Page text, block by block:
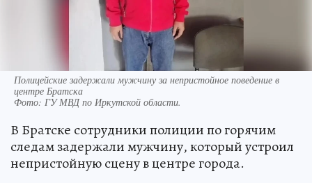
Полицейские задержали мужчину за непристойное поведение в
центре Братска
Фото: ГУ МВД по Иркутской области.
В Братске сотрудники полиции по горячим
следам задержали мужчину, который устроил
непристойную сцену в центре города.